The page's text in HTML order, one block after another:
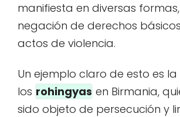
manifiesta en diversas
negación de derechos
actos de violencia.
Un ejemplo claro de esto es
los rohingyas en Birmania,
sido objeto de persecución y